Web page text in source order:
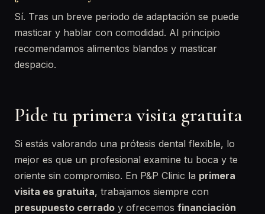
Sí. Tras un breve periodo de adaptación se puede
masticar y hablar con comodidad. Al principio
recomendamos alimentos blandos y masticar
despacio.
Pide tu primera visita gratuita
Si estás valorando una prótesis dental flexible, lo
mejor es que un profesional examine tu boca y te
oriente sin compromiso. En P&P Clinic la primera
visita es gratuita, trabajamos siempre con
presupuesto cerrado y ofrecemos financiación